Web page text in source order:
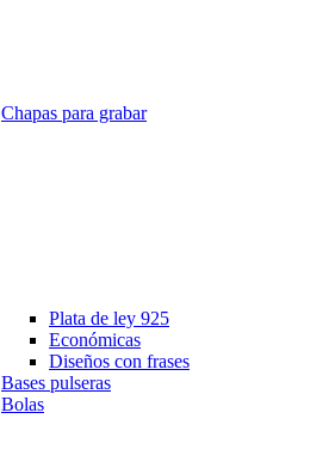
Chapas para grabar
Plata de ley 925
Económicas
Diseños con frases
Bases pulseras
Bolas